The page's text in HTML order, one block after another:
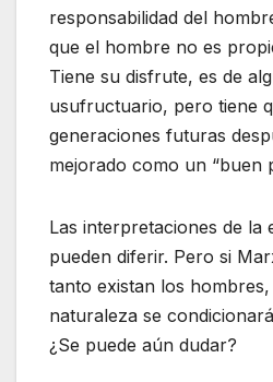
responsabilidad del
que el hombre no es
Tiene su disfrute, es de
usufructuario, pero tiene
generaciones futuras
mejorado como un “buen
Las interpretaciones de la
pueden diferir. Pero si
tanto existan los
naturaleza se
¿Se puede aún dudar?